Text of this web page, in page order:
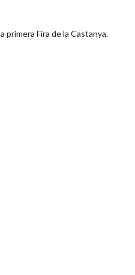
primera Fira de la Castanya.